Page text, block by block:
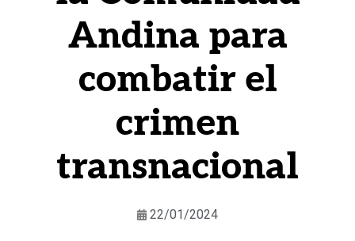
Andina para
combatir el
crimen
transnacional
22/01/2024